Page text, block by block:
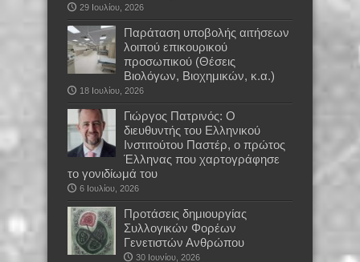
29 Ιουλίου, 2026
Παράταση υποβολής αιτήσεων
λοιπού επικουρικού
προσωπικού (Θέσεις
Βιολόγων, Βιοχημικών, κ.α.)
18 Ιουλίου, 2026
Γιώργος Πατρινός: Ο
διευθυντής του Ελληνικού
Ινστιτούτου Παστέρ, ο πρώτος
Έλληνας που χαρτογράφησε
το γονιδίωμά του
6 Ιουλίου, 2026
Προτάσεις δημιουργίας
Συλλογικών Φορέων
Γενετιστών Ανθρώπου
30 Ιουνίου, 2026